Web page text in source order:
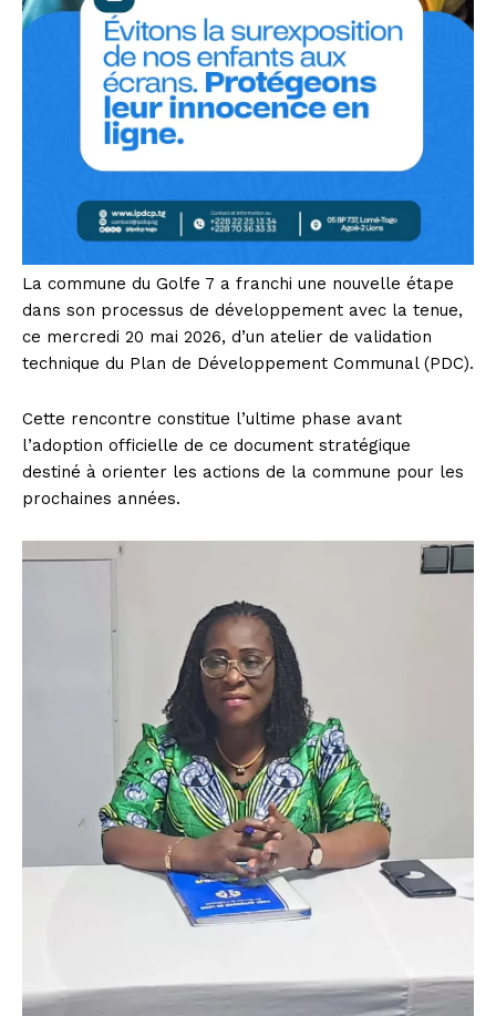
La commune du Golfe 7 a franchi une nouvelle étape
dans son processus de développement avec la tenue,
ce mercredi 20 mai 2026, d’un atelier de validation
technique du Plan de Développement Communal (PDC).
Cette rencontre constitue l’ultime phase avant
l’adoption officielle de ce document stratégique
destiné à orienter les actions de la commune pour les
prochaines années.